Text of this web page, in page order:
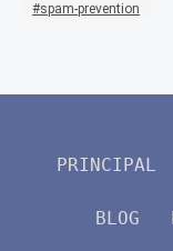
spam-prevention
PRINCIPAL
BLOG